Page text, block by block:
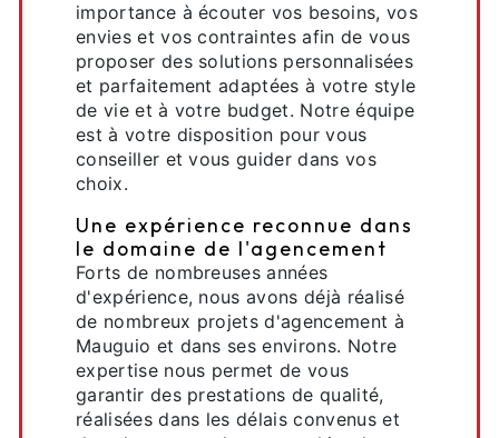
importance à écouter vos besoins, vos
envies et vos contraintes afin de vous
proposer des solutions personnalisées
et parfaitement adaptées à votre style
de vie et à votre budget. Notre équipe
est à votre disposition pour vous
conseiller et vous guider dans vos
choix.
Une expérience reconnue dans
le domaine de l'agencement
Forts de nombreuses années
d'expérience, nous avons déjà réalisé
de nombreux projets d'agencement à
Mauguio et dans ses environs. Notre
expertise nous permet de vous
garantir des prestations de qualité,
réalisées dans les délais convenus et